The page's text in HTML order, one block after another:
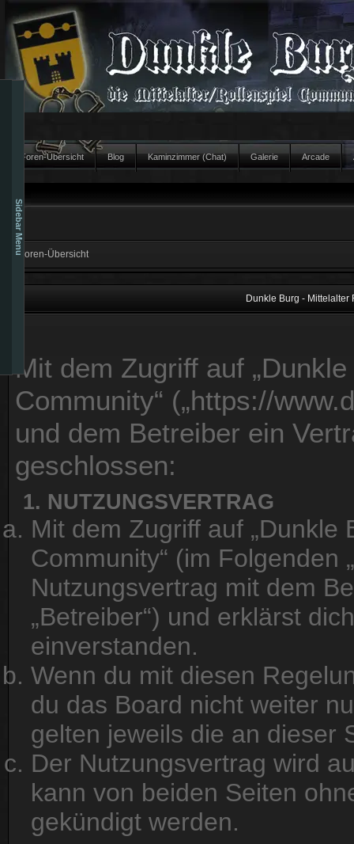
Sidebar Menu
Foren-Übersicht Blog Kaminzimmer (Chat) Galerie Arcade
Foren-Übersicht
Dunkle Burg -
Mit dem Zugriff auf
Community“ („https://
und dem Betreiber ein
geschlossen:
1. NUTZUNGSVERTRAG
Mit dem Zugriff auf
Community“ (im Folgenden
Nutzungsvertrag mit dem
„Betreiber“) und erklärst
einverstanden.
Wenn du mit diesen
du das Board nicht weiter
gelten jeweils die an dieser
Der Nutzungsvertrag wird
kann von beiden Seiten
gekündigt werden.